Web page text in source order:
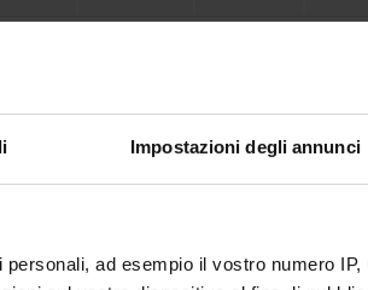
Impostazioni degli annunci
ad esempio il vostro numero
selected:1.
timetable and course details.
TOTAL